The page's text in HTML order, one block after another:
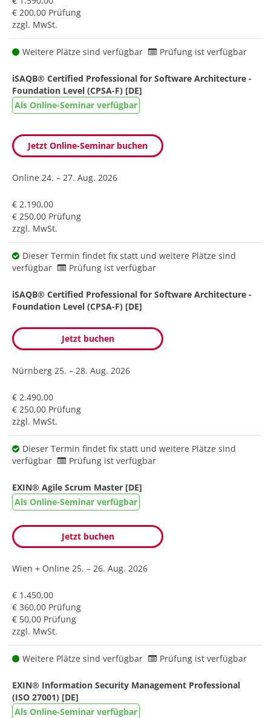
€ 200,00 Prüfung
zzgl. MwSt.
Weitere Plätze sind verfügbar Prüfung ist verfügbar
iSAQB® Certified Professional for Software Architecture -
Foundation Level (CPSA-F) [DE]
Als Online-Seminar verfügbar
Jetzt Online-Seminar buchen
Online 24. – 27. Aug. 2026
€ 2.190,00
€ 250,00 Prüfung
zzgl. MwSt.
Dieser Termin findet fix statt und weitere Plätze sind
verfügbar
Prüfung ist verfügbar
iSAQB® Certified Professional for Software Architecture -
Foundation Level (CPSA-F) [DE]
Jetzt buchen
Nürnberg 25. – 28. Aug. 2026
€ 2.490,00
€ 250,00 Prüfung
zzgl. MwSt.
Dieser Termin findet fix statt und weitere Plätze sind
verfügbar
Prüfung ist verfügbar
EXIN® Agile Scrum Master [DE]
Als Online-Seminar verfügbar
Jetzt buchen
Wien + Online 25. – 26. Aug. 2026
€ 1.450,00
€ 360,00 Prüfung
€ 50,00 Prüfung
zzgl. MwSt.
Weitere Plätze sind verfügbar Prüfung ist verfügbar
EXIN® Information Security Management Professional
(ISO 27001) [DE]
Als Online-Seminar verfügbar